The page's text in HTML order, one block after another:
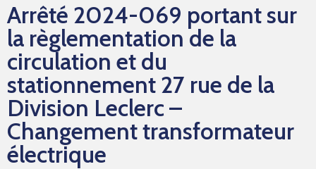
Mes
Sorties
Mes
Démarches
Contact
Arrêté 2024-069 portant sur
la règlementation de la
circulation et du
stationnement 27 rue de la
Division Leclerc –
Changement transformateur
électrique